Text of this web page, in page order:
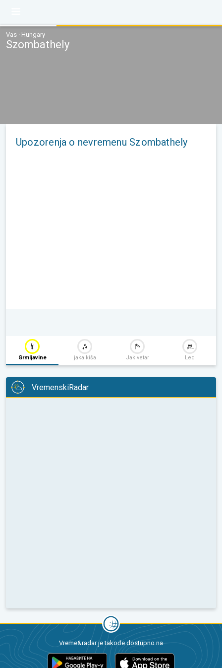
Vas · Hungary
Szombathely
Upozorenja o nevremenu Szombathely
Grmljavine jaka kiša Jak vetar Led
VremenskiRadar
Vreme&radar je takođe dostupno na